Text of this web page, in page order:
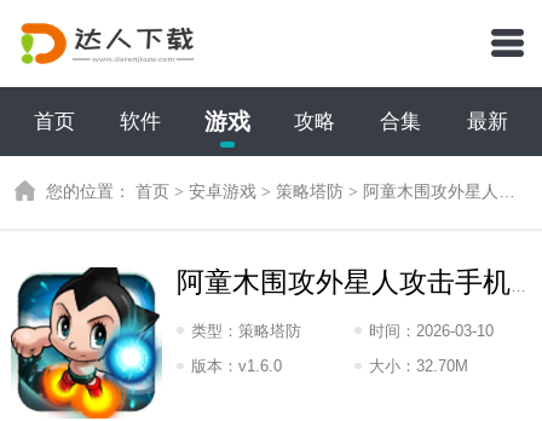
首页 软件 游戏 攻略 合集 最新
您的位置：首页 >安卓游戏 >策略塔防 > 阿童木围攻外星人攻击手机版
类型：策略塔防 时间： 2026-03-10
09:2026
版本：v1.6.0 大小： 32.70M